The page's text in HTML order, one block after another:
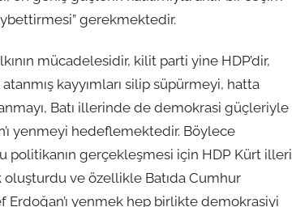
gerekmektedir.
mücadelesidir, kilit parti yine HDP’dir,
kayyımları silip süpürmeyi, hatta
Batı illerinde de demokrasi güçleriyle
yenmeyi hedeflemektedir. Böylece
politikanın gerçekleşmesi için HDP Kürt illeri
ve özellikle Batıda Cumhur
yenmek hep birlikte demokrasiyi